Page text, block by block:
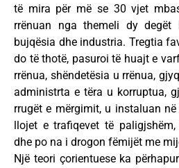
të mira për më se 30 vjet
rrënuan nga themeli dy degët
bujqësia dhe industria. Tregtia
do të thotë, pasuroi të huajt e
rrënua, shëndetësia u rrënua,
administrta e tëra u korruptua,
rrugët e mërgimit, u instaluan
llojet e trafiqevet të
dhe po na i drogon fëmijët me
Një teori çorientuese ka